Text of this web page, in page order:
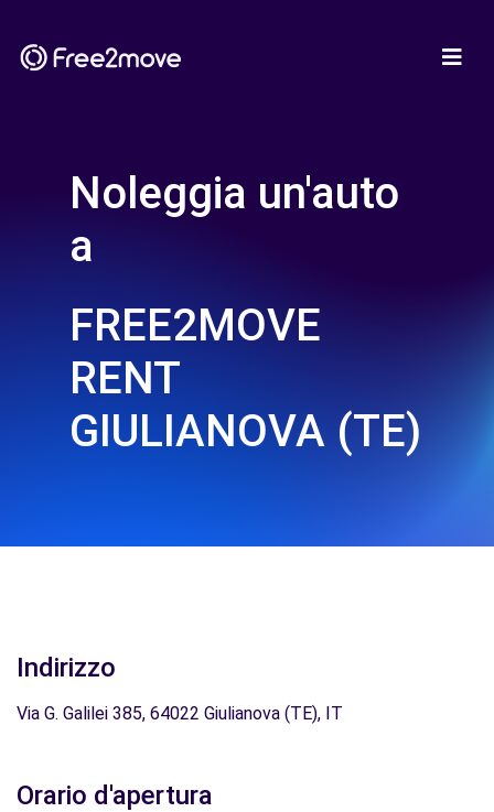
Noleggia un'auto
a
FREE2MOVE
RENT
GIULIANOVA (TE)
Indirizzo
Via G. Galilei 385, 64022 Giulianova (TE), IT
Orario d'apertura